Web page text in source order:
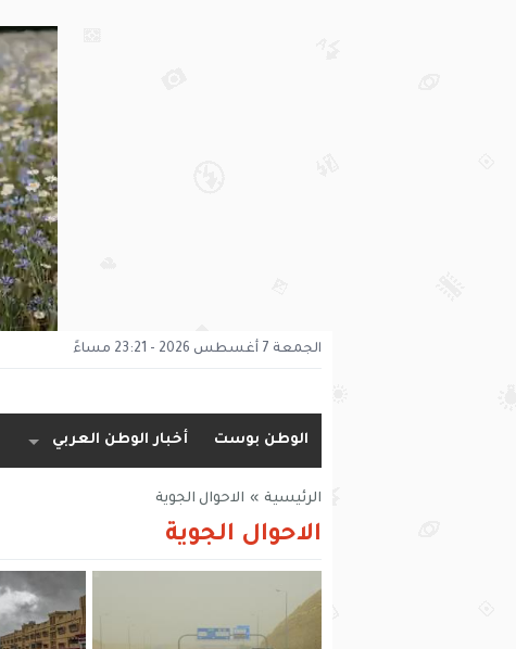
الجمعة 7 أغسطس 2026 - 23:21 مساءً
الوطن بوست أخبار الوطن العربي
الرئيسية » الاحوال الجوية
الاحوال الجوية